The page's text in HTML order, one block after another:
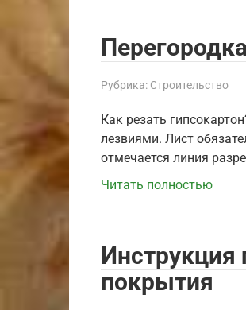
Рубрика: Строительство
Как резать
лезвиями. Лист
отмечается линия
Читать полностью
Инструкция
покрытия